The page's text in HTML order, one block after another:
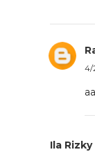
4/
Ila Rizky